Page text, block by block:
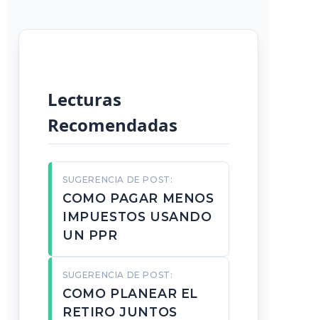
Lecturas
Recomendadas
SUGERENCIA DE POST:
COMO PAGAR MENOS
IMPUESTOS USANDO
UN PPR
SUGERENCIA DE POST:
COMO PLANEAR EL
RETIRO JUNTOS